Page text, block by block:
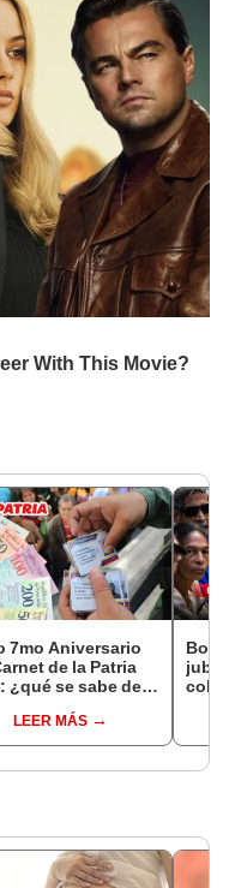
7mo Aniversario
de la Patria
¿qué se sabe del
LEER MÁS